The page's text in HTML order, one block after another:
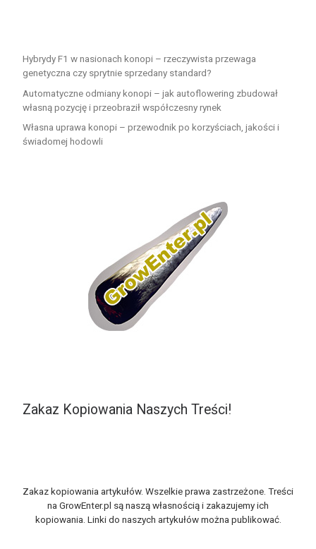
Hybrydy F1 w nasionach konopi – rzeczywista przewaga
genetyczna czy sprytnie sprzedany standard?
Automatyczne odmiany konopi – jak autoflowering zbudował
własną pozycję i przeobraził współczesny rynek
Własna uprawa konopi – przewodnik po korzyściach, jakości i
świadomej hodowli
Zakaz Kopiowania Naszych Treści!
Zakaz kopiowania artykułów. Wszelkie prawa zastrzeżone. Treści
na GrowEnter.pl są naszą własnością i zakazujemy ich
kopiowania. Linki do naszych artykułów można publikować.